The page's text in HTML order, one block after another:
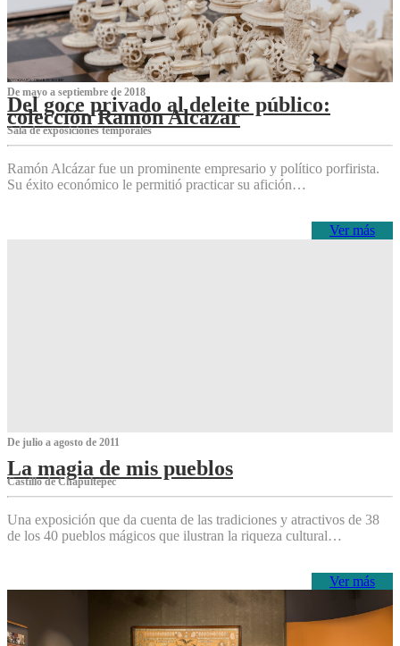
De mayo a septiembre de 2018
Del goce privado al deleite público:
colección Ramón Alcázar
Sala de exposiciones temporales
Ramón Alcázar fue un prominente empresario y político porfirista.
Su éxito económico le permitió practicar su afición…
Ver más
De julio a agosto de 2011
La magia de mis pueblos
Castillo de Chapultepec
Una exposición que da cuenta de las tradiciones y atractivos de 38
de los 40 pueblos mágicos que ilustran la riqueza cultural…
Ver más